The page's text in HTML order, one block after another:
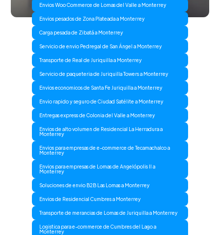
Envios Woo Commerce de Lomas del Valle a Monterrey
Envios pesados de Zona Plateada a Monterrey
Carga pesada de Zibatá a Monterrey
Servicio de envio Pedregal de San Ángel a Monterrey
Transporte de Real de Juriquilla a Monterrey
Servicio de paqueteria de Juriquilla Towers a Monterrey
Envios economicos de Santa Fe Juriquilla a Monterrey
Envio rapido y seguro de Ciudad Satélite a Monterrey
Entregas express de Colonia del Valle a Monterrey
Envios de alto volumen de Residencial La Herradura a
Monterrey
Envios para empresas de e-commerce de Tecamachalco a
Monterrey
Envios para empresas de Lomas de Angelópolis II a
Monterrey
Soluciones de envio B2B Las Lomas a Monterrey
Envios de Residencial Cumbres a Monterrey
Transporte de merancias de Lomas de Juriquilla a Monterrey
Logistica para e-commerce de Cumbres del Lago a
Monterrey